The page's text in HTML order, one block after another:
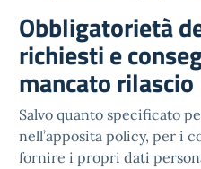
Obbligatorietà
richiesti e
mancato rilascio
Salvo quanto specificato
nell’apposita policy, per i
fornire i propri dati